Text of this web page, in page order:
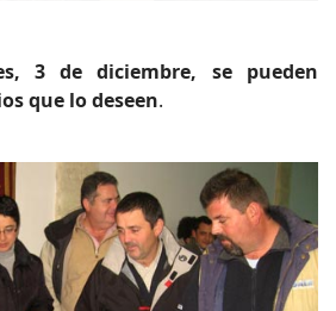
3 de diciembre, se pueden
que lo deseen.